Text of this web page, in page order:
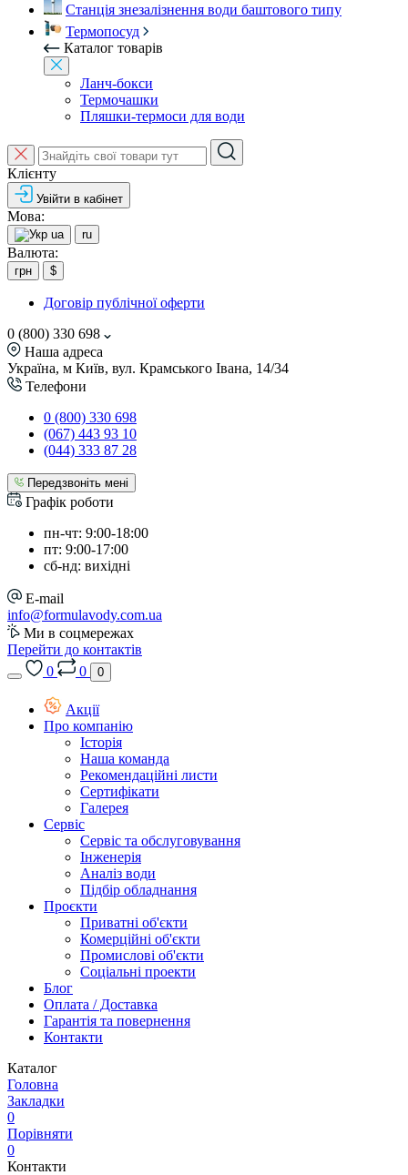
Станція знезалізнення води баштового типу
Термопосуд
Каталог товарів
Ланч-бокси
Термочашки
Пляшки-термоси для води
Клієнту
Увійти в кабінет
Мова:
ua ru
Валюта:
грн $
Договір публічної оферти
0 (800) 330 698
Наша адреса
Україна, м Київ, вул. Крамського Івана, 14/34
Телефони
0 (800) 330 698
(067) 443 93 10
(044) 333 87 28
Передзвоніть мені
Графік роботи
пн-чт: 9:00-18:00
пт: 9:00-17:00
сб-нд: вихідні
E-mail
info@formulavody.com.ua
Ми в соцмережах
Перейти до контактів
0
0 0
Акції
Про компанію
Історія
Наша команда
Рекомендаційні листи
Сертифікати
Галерея
Сервіс
Сервіс та обслуговування
Інженерія
Аналіз води
Підбір обладнання
Проєкти
Приватні об'єкти
Комерційні об'єкти
Промислові об'єкти
Соціальні проекти
Блог
Оплата / Доставка
Гарантія та повернення
Контакти
Каталог
Головна
Закладки
0
Порівняти
0
Контакти